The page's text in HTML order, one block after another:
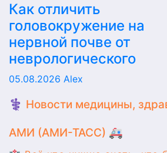
Как отличить
головокружение на
нервной почве от
неврологического
05.08.2026 Alex
⚕️ Новости медицины,
АМИ (АМИ-ТАСС) 🚑